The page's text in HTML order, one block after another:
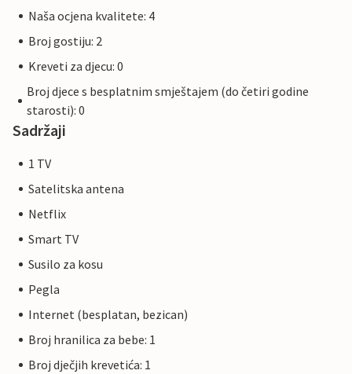
Naša ocjena kvalitete: 4
Broj gostiju: 2
Kreveti za djecu: 0
Broj djece s besplatnim smještajem (do četiri godine
starosti): 0
Sadržaji
1 TV
Satelitska antena
Netflix
Smart TV
Susilo za kosu
Pegla
Internet (besplatan, bezican)
Broj hranilica za bebe: 1
Broj dječjih krevetića: 1